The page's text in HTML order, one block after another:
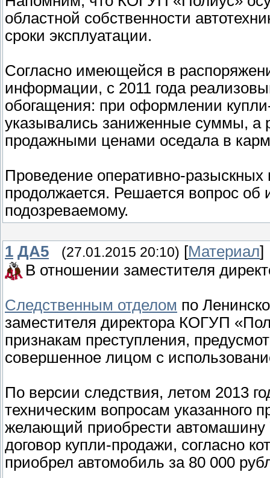
областной собственности
сроки эксплуатации.
Согласно имеющейся в
информации, с 2011 года
обогащения: при оформлении
указывались заниженные суммы,
продажными ценами оседала в
Проведение оперативно-
продолжается. Решается вопрос
подозреваемому.
1 ДА5 (27.01.2015 20:10) [Материал]
В отношении заместителя
Следственным отделом по
заместителя директора КОГУП
признакам преступления,
совершенное лицом с
По версии следствия, летом 2013
техническим вопросам указанного
желающий приобрести автомашину
договор купли-продажи, согласно
приобрел автомобиль за 80 000